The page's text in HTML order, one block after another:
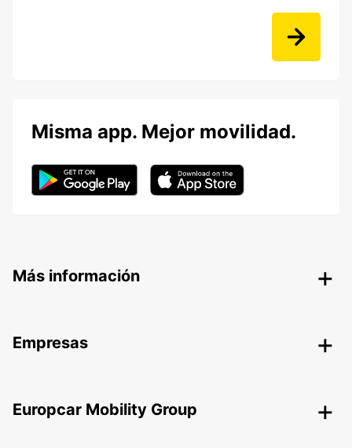
Misma app. Mejor movilidad.
Más información
Empresas
Europcar Mobility Group